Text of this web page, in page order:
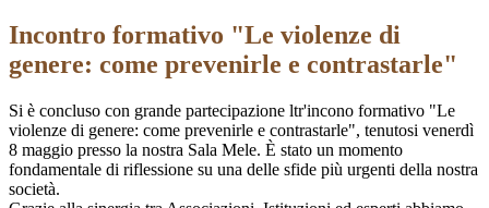
Incontro formativo "Le violenze di
genere: come prevenirle e contrastarle"
Si è concluso con grande partecipazione ltr'incono formativo "Le
violenze di genere: come prevenirle e contrastarle", tenutosi venerdì
8 maggio presso la nostra Sala Mele. È stato un momento
fondamentale di riflessione su una delle sfide più urgenti della nostra
società.